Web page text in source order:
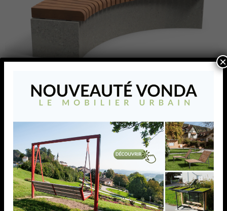
GRID – Elément 7
L’élément Grid 7 est conçu en béton avec un rayon de
1500 mm, permettant de créer un angle de 90°. Cet
élément inclut une assise en bois, arrondie à
l’extrémité pour une esthétique élégante et un
×